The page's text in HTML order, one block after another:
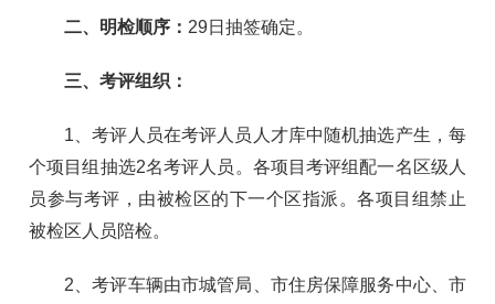
二、明检顺序： 29日抽签确定。
三、考评组织：
1、考评人员在考评人员人才库中随机抽选产生，每
个项目组抽选2名考评人员。各项目考评组配一名区级人
员参与考评，由被检区的下一个区指派。各项目组禁止
被检区人员陪检。
2、考评车辆由市城管局、市住房保障服务中心、市